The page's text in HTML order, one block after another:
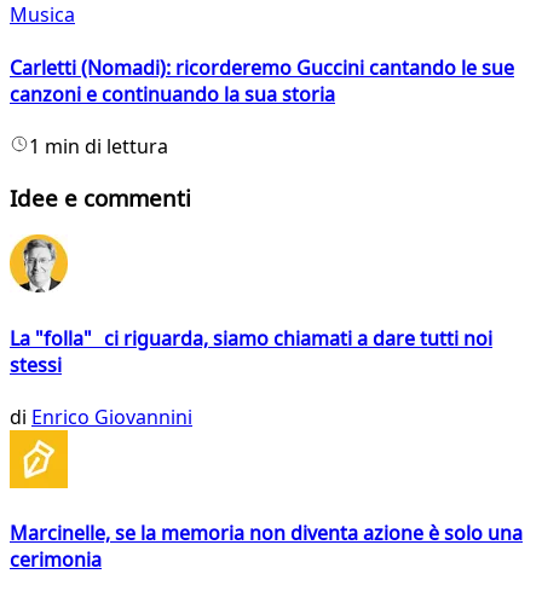
Musica
Carletti (Nomadi): ricorderemo Guccini cantando le sue
canzoni e continuando la sua storia
1 min di lettura
Idee e commenti
La "folla" ci riguarda, siamo chiamati a dare tutti noi
stessi
di Enrico Giovannini
Marcinelle, se la memoria non diventa azione è solo una
cerimonia